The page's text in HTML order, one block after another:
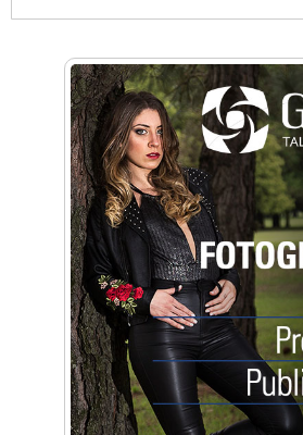
Una compañía teatral de
por el Premio FEBA
La primera vez que Eva
hizo desde Morón
Mariana Croce: "Hoy las
un asesoramiento integral
seguridad"
Música, teatro, yoga,
Conocé todos los talleres
disfrutar en la Zona Oeste